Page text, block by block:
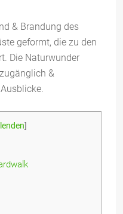
& Brandung des
geformt, die zu den
Die Naturwunder
&
]